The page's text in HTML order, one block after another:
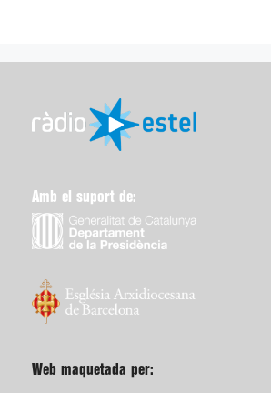
Amb el suport de:
Web maquetada per: